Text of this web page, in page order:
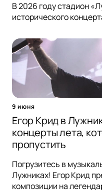
В 2026 году стадион
исторического
9 июня
Егор Крид в
концерты лета,
пропустить
Погрузитесь в
Лужниках! Егор Крид
композиции на